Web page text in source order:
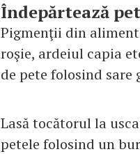
Îndepărtează
Pigmenţii din
roşie, ardeiul capia
de pete folosind sare
Lasă tocătorul la
petele folosind un